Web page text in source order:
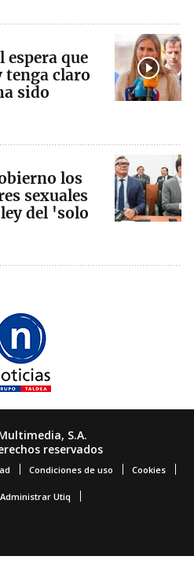
espera que
claro
sido
los
sexuales
del 'solo
S.A.
reservados
Condiciones de uso Cookies
Administrar Utiq